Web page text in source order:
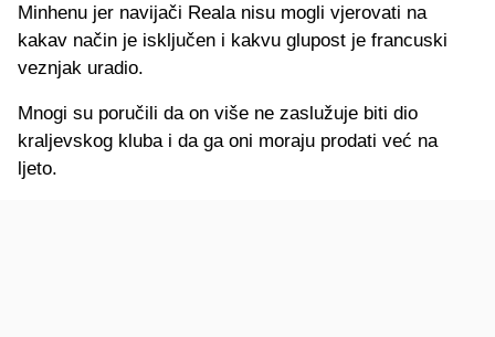
Minhenu jer navijači Reala nisu mogli vjerovati na
kakav način je isključen i kakvu glupost je francuski
veznjak uradio.
Mnogi su poručili da on više ne zaslužuje biti dio
kraljevskog kluba i da ga oni moraju prodati već na
ljeto.